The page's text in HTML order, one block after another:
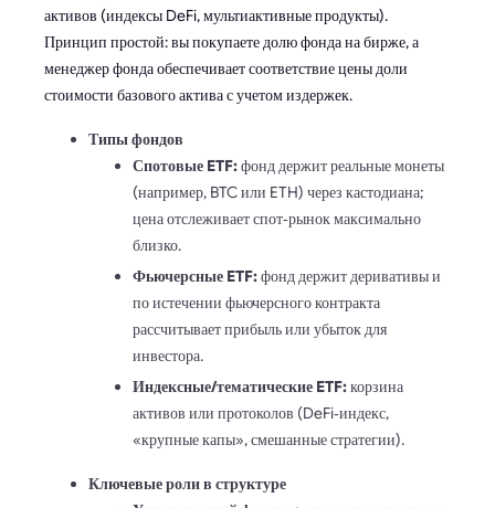
активов (индексы DeFi, мультиактивные продукты).
Принцип простой: вы покупаете долю фонда на бирже, а
менеджер фонда обеспечивает соответствие цены доли
стоимости базового актива с учетом издержек.
Типы фондов
Спотовые ETF:фонд держит реальные монеты
(например, BTC или ETH) через кастодиана;
цена отслеживает спот‑рынок максимально
близко.
Фьючерсные ETF:фонд держит деривативы и
по истечении фьючерсного контракта
рассчитывает прибыль или убыток для
инвестора.
Индексные/тематические ETF:корзина
активов или протоколов (DeFi‑индекс,
«крупные капы», смешанные стратегии).
Ключевые роли в структуре